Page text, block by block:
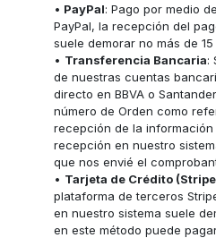
• PayPal: Pago por medio
PayPal, la recepción del
suele demorar no más de 15
• Transferencia Bancaria:
de nuestras cuentas
directo en BBVA o
número de Orden como
recepción de la
recepción en nuestro
que nos envié el
• Tarjeta de Crédito
plataforma de terceros
en nuestro sistema suele
en este método puede